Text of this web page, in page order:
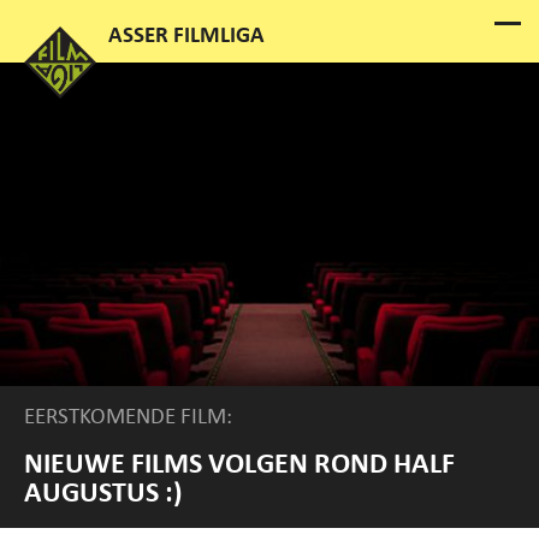
EERSTKOMENDE FILM:
NIEUWE FILMS VOLGEN ROND HALF
AUGUSTUS :)